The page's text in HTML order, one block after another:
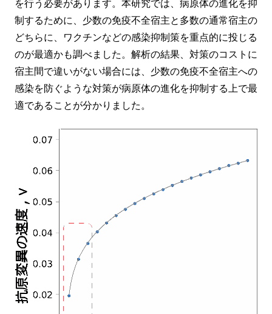
を行う必要があります。本研究では、病原体の進化を抑
制するために、少数の免疫不全宿主と多数の通常宿主の
どちらに、ワクチンなどの感染抑制策を重点的に投じる
のが最適かも調べました。解析の結果、対策のコストに
宿主間で違いがない場合には、少数の免疫不全宿主への
感染を防ぐような対策が病原体の進化を抑制する上で最
適であることが分かりました。